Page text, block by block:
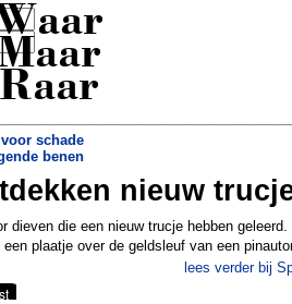
Raar
schade
benen
Vlaanderen krijgt eigen extensie»
nieuw
dieven die een nieuw trucje hebben geleerd.
plaatje over de geldsleuf van een
lees verder bij